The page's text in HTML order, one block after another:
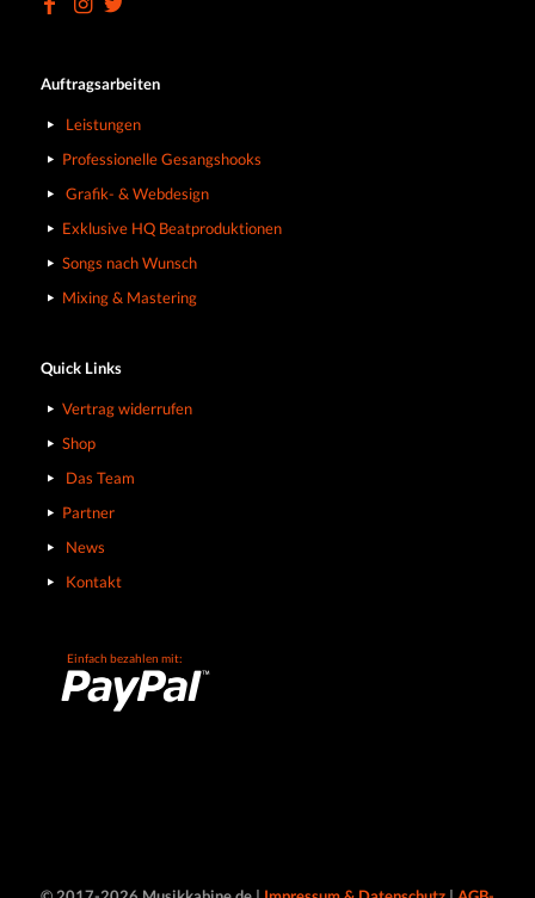
Auftragsarbeiten
Leistungen
Professionelle Gesangshooks
Grafik- & Webdesign
Exklusive HQ Beatproduktionen
Songs nach Wunsch
Mixing & Mastering
Quick Links
Vertrag widerrufen
Shop
Das Team
Partner
News
Kontakt
Einfach bezahlen mit: